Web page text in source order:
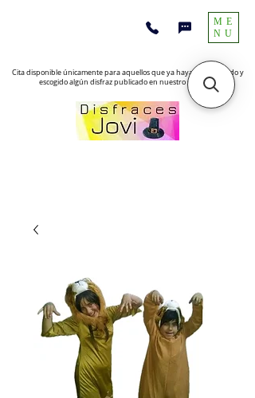
Cita disponible únicamente para aquellos que ya hayan encontrado y
escogido algún disfraz publicado en nuestro sitio web
ME
NU